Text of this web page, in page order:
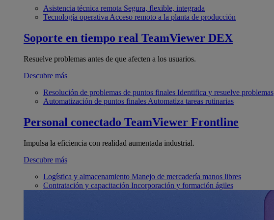
Asistencia técnica remota Segura, flexible, integrada
Tecnología operativa Acceso remoto a la planta de producción
Soporte en tiempo real TeamViewer DEX
Resuelve problemas antes de que afecten a los usuarios.
Descubre más
Resolución de problemas de puntos finales Identifica y resuelve problemas
Automatización de puntos finales Automatiza tareas rutinarias
Personal conectado TeamViewer Frontline
Impulsa la eficiencia con realidad aumentada industrial.
Descubre más
Logística y almacenamiento Manejo de mercadería manos libres
Contratación y capacitación Incorporación y formación ágiles